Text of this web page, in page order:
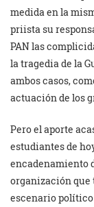
medida en la
priista su
PAN las
la tragedia de la
ambos casos,
actuación de los
Pero el aporte
estudiantes de
encadenamiento
organización que
escenario